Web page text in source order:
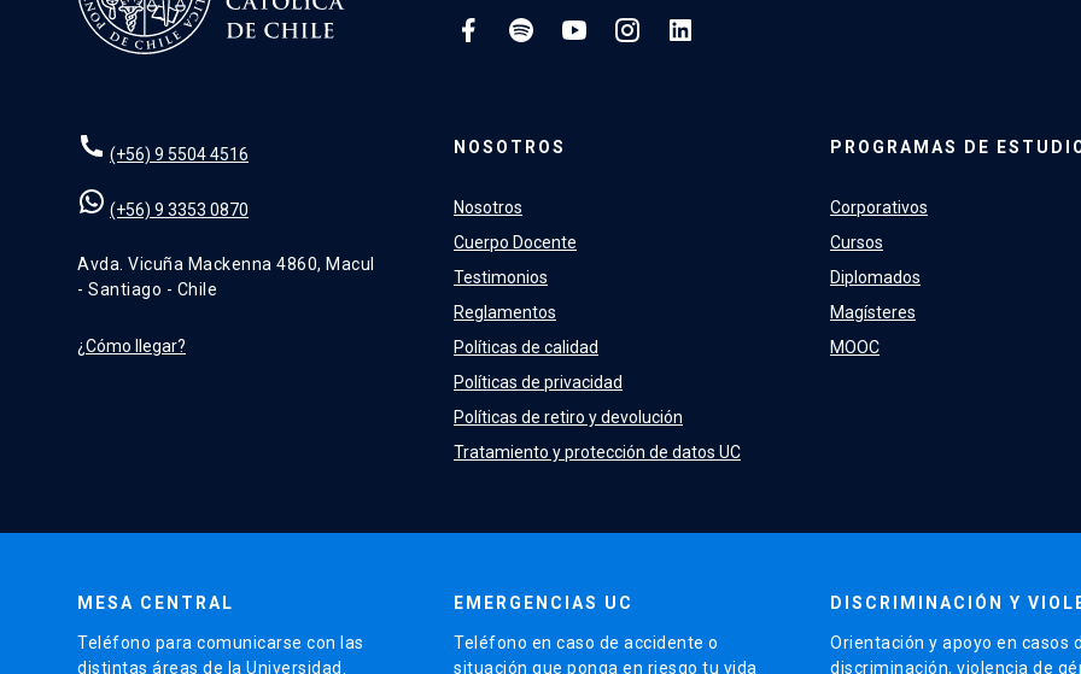
(+56) 9 5504 4516
(+56) 9 3353 0870
Avda. Vicuña Mackenna 4860, Macul
- Santiago - Chile
¿Cómo llegar?
NOSOTROS
Nosotros
Cuerpo Docente
Testimonios
Reglamentos
Políticas de calidad
Políticas de privacidad
Políticas de retiro y devolución
Tratamiento y protección de datos UC
PROGRAMAS DE
Corporativos
Cursos
Diplomados
Magísteres
MOOC
MESA CENTRAL
Teléfono para comunicarse con las
distintas áreas de la Universidad.
EMERGENCIAS UC
Teléfono en caso de accidente o
situación que ponga en riesgo tu vida
DISCRIMINACIÓN Y
Orientación y apoyo en casos
discriminación, violencia de